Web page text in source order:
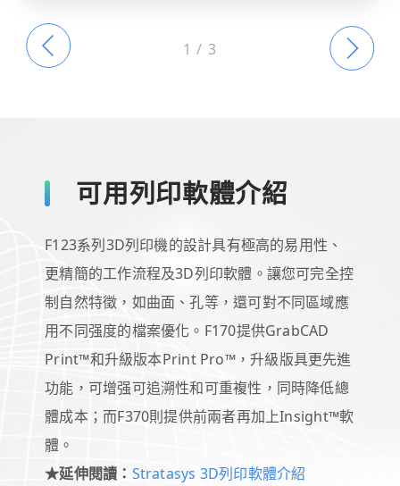
1 / 3
可用列印軟體介紹
F123系列3D列印機的設計具有極高的易用性、
更精簡的工作流程及3D列印軟體。讓您可完全控
制自然特徵，如曲面、孔等，還可對不同區域應
用不同强度的檔案優化。F170提供GrabCAD
Print™和升級版本Print Pro™，升級版具更先進
功能，可增强可追溯性和可重複性，同時降低總
體成本；而F370則提供前兩者再加上Insight™軟
體。
★延伸閱讀： Stratasys 3D列印軟體介紹